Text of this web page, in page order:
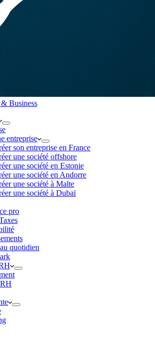
Business
entreprise
son entreprise en France
une société offshore
une société en Estonie
une société en Andorre
une société à Malte
une société à Dubaï
pro
quotidien